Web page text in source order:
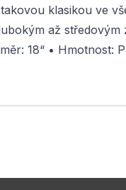
klasikou ve
až
18“ • Hmotnost: